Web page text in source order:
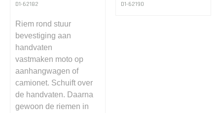
D1-62182
Riem rond stuur
bevestiging aan
handvaten
vastmaken moto op
aanhangwagen of
camionet. Schuift over
de handvaten. Daarna
gewoon de riemen in
D1-62190